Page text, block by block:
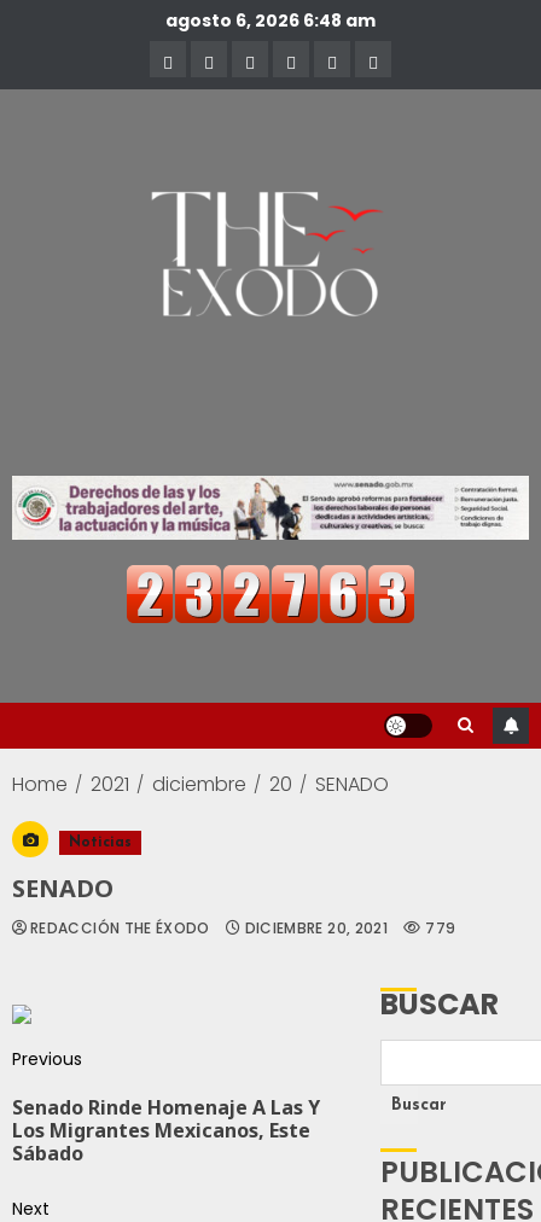
agosto 6, 2026 6:48 am
Home 2021 diciembre 20 SENADO
Noticias
SENADO
REDACCIÓN THE ÉXODO DICIEMBRE 20, 2021 779
Previous
Senado Rinde Homenaje A Las Y
Los Migrantes Mexicanos, Este
Sábado
Next
BUSCAR
Buscar
RECIENTES